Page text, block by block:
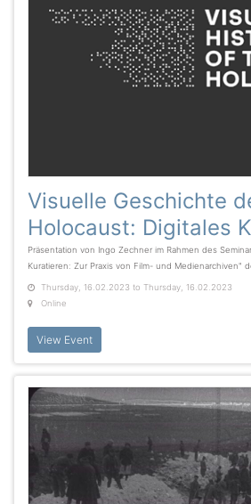
Visuelle Geschichte
Holocaust: Digitales
Präsentation von Ingo Zechner im Rahmen des
Kuratieren: Zur Praxis von Film- und Medienarchiven"
Thursday, 16.02.2023 to Thursday, 16.02.2023
Online
View Event